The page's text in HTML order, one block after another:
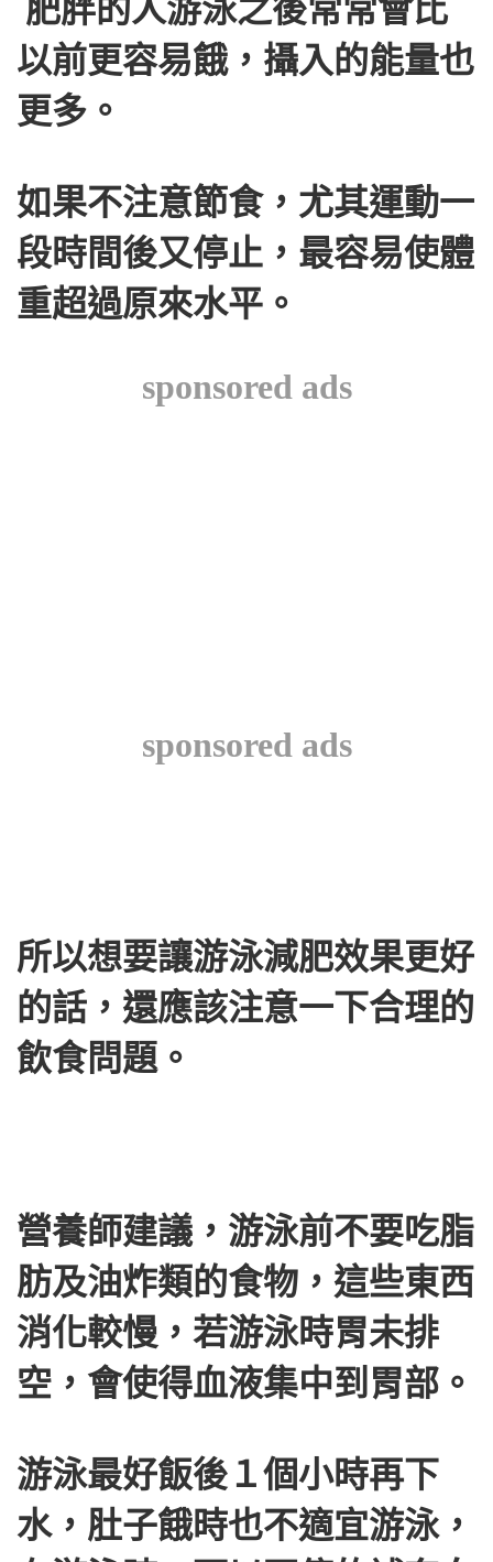
肥胖的人游泳之後常常會比
以前更容易餓，攝入的能量也
更多。
如果不注意節食，尤其運動一
段時間後又停止，最容易使體
重超過原來水平。
sponsored ads
sponsored ads
所以想要讓游泳減肥效果更好
的話，還應該注意一下合理的
飲食問題。
營養師建議，游泳前不要吃脂
肪及油炸類的食物，這些東西
消化較慢，若游泳時胃未排
空，會使得血液集中到胃部。
游泳最好飯後１個小時再下
水，肚子餓時也不適宜游泳，